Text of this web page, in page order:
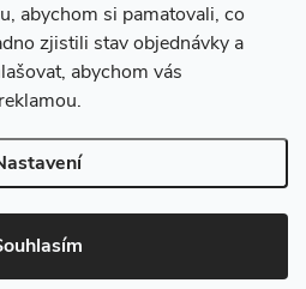
abychom si pamatovali, co
zjistili stav objednávky a
abychom vás
Vytvořil Shoptet
. Všechna práva vyhrazena.
cookies